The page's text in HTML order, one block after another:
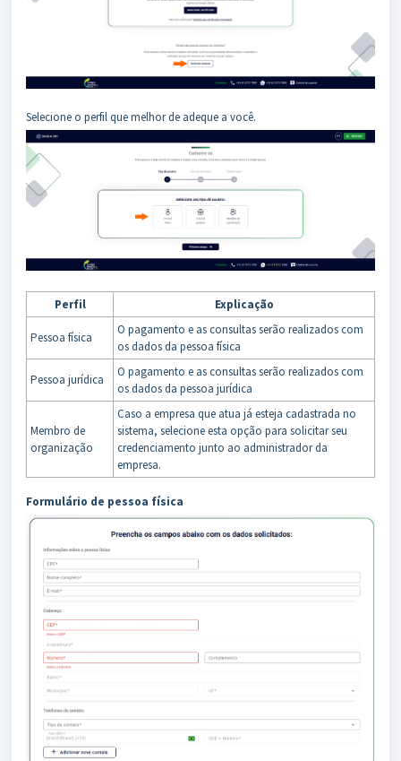
Selecione o perfil que melhor de adeque a você.
Perfil Explicação
Pessoa física
O pagamento e as consultas serão realizados com
os dados da pessoa física
Pessoa jurídica
O pagamento e as consultas serão realizados com
os dados da pessoa jurídica
Membro de
organização
Caso a empresa que atua já esteja cadastrada no
sistema, selecione esta opção para solicitar seu
credenciamento junto ao administrador da
empresa.
Formulário de pessoa física